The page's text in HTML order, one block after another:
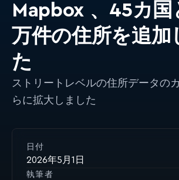
Mapbox 、45カ国
万件の住所を追加
た
ストリートレベルの住所データの
らに拡大しました
日付
2026年5月1日
執筆者